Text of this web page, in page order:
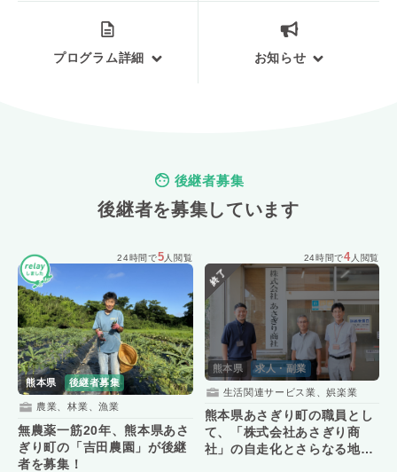
プログラム詳細 お知らせ
後継者募集
後継者を募集しています
24時間で5 人閲覧
熊本県 後継者募集
農業、林業、漁業
無農薬一筋20年、熊本県あさ
ぎり町の「吉田農園」が後継
者を募集！
24時間で4 人閲覧
終了
熊本県 求人・副業
生活関連サービス業、娯楽業
熊本県あさぎり町の職員とし
て、「株式会社あさぎり商
社」の自走化とさらなる地域